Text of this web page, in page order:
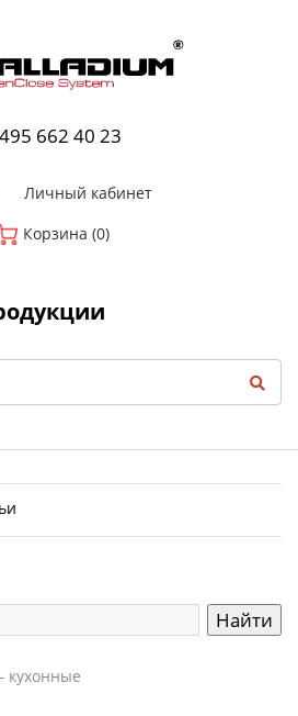
662 40 23
Личный кабинет
Корзина (0)
кухонные